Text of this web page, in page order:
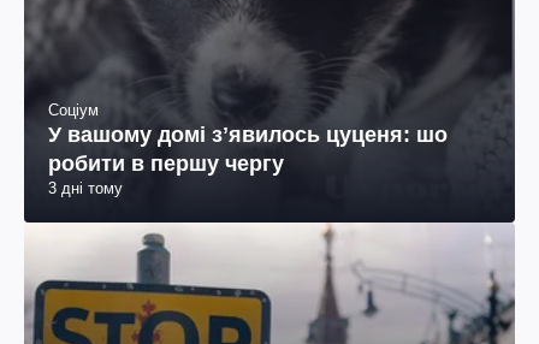
Соціум
У вашому домі зʼявилось цуценя: шо
робити в першу чергу
3 дні тому